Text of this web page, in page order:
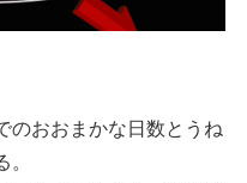
のおおまかな日数とうね